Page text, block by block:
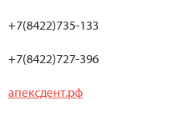
+7(8422)735-133
+7(8422)727-396
апексдент.рф